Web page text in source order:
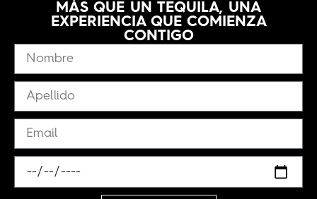
MÁS QUE UN TEQUILA, UNA
EXPERIENCIA QUE COMIENZA
CONTIGO